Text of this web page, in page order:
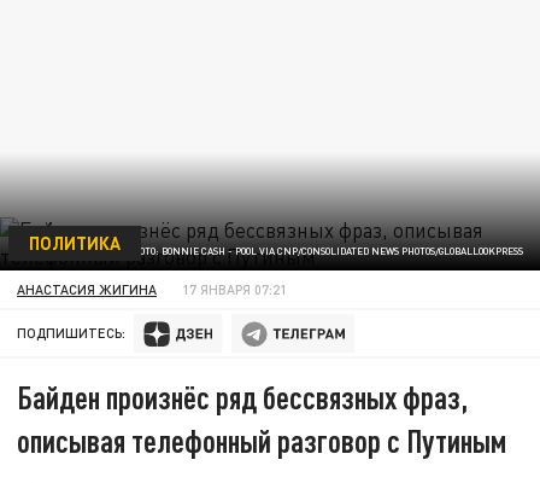
ФОТО: BONNIE CASH - POOL VIA CNP/CONSOLIDATED NEWS PHOTOS/GLOBALLOOKPRESS
ПОЛИТИКА
АНАСТАСИЯ ЖИГИНА 17 ЯНВАРЯ 07:21
ПОДПИШИТЕСЬ:
Байден произнёс ряд бессвязных фраз,
описывая телефонный разговор с Путиным